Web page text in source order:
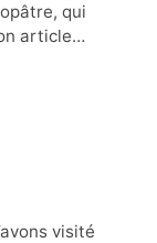
qui
article…
visité